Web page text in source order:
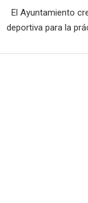
El Ayuntamiento
deportiva para la